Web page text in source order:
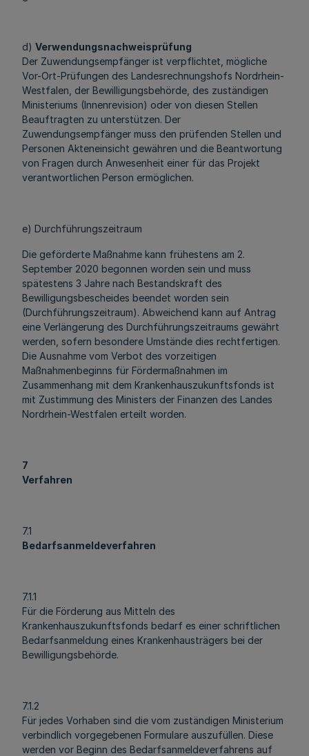
d) Verwendungsnachweisprüfung
Der Zuwendungsempfänger ist verpflichtet, mögliche
Vor-Ort-Prüfungen des Landesrechnungshofs Nordrhein-
Westfalen, der Bewilligungsbehörde, des zuständigen
Ministeriums (Innenrevision) oder von diesen Stellen
Beauftragten zu unterstützen. Der
Zuwendungsempfänger muss den prüfenden Stellen und
Personen Akteneinsicht gewähren und die Beantwortung
von Fragen durch Anwesenheit einer für das Projekt
verantwortlichen Person ermöglichen.
e) Durchführungszeitraum
Die geförderte Maßnahme kann frühestens am 2.
September 2020 begonnen worden sein und muss
spätestens 3 Jahre nach Bestandskraft des
Bewilligungsbescheides beendet worden sein
(Durchführungszeitraum). Abweichend kann auf Antrag
eine Verlängerung des Durchführungszeitraums gewährt
werden, sofern besondere Umstände dies rechtfertigen.
Die Ausnahme vom Verbot des vorzeitigen
Maßnahmenbeginns für Fördermaßnahmen im
Zusammenhang mit dem Krankenhauszukunftsfonds ist
mit Zustimmung des Ministers der Finanzen des Landes
Nordrhein-Westfalen erteilt worden.
7
Verfahren
7.1
Bedarfsanmeldeverfahren
7.1.1
Für die Förderung aus Mitteln des
Krankenhauszukunftsfonds bedarf es einer schriftlichen
Bedarfsanmeldung eines Krankenhausträgers bei der
Bewilligungsbehörde.
7.1.2
Für jedes Vorhaben sind die vom zuständigen Ministerium
verbindlich vorgegebenen Formulare auszufüllen. Diese
werden vor Beginn des Bedarfsanmeldeverfahrens auf